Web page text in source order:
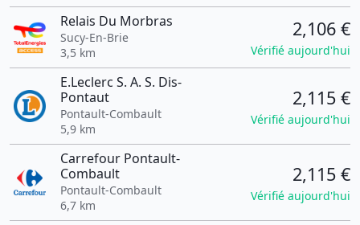
Relais Du Morbras
Sucy-En-Brie
3,5 km
2,106 €
Vérifié aujourd'hui
E.Leclerc S. A. S. Dis-
Pontaut
Pontault-Combault
5,9 km
2,115 €
Vérifié aujourd'hui
Carrefour Pontault-
Combault
Pontault-Combault
6,7 km
2,115 €
Vérifié aujourd'hui